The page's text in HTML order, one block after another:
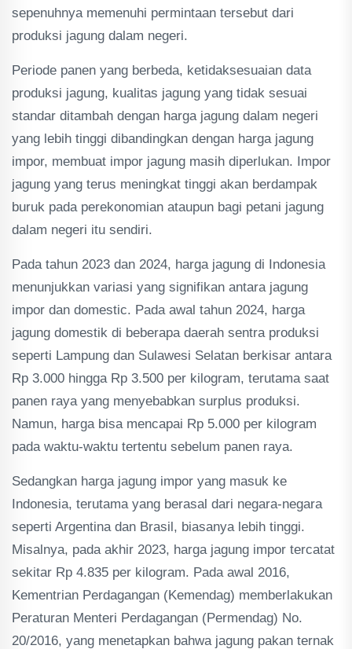
sepenuhnya memenuhi permintaan tersebut dari
produksi jagung dalam negeri.
Periode panen yang berbeda, ketidaksesuaian data
produksi jagung, kualitas jagung yang tidak sesuai
standar ditambah dengan harga jagung dalam negeri
yang lebih tinggi dibandingkan dengan harga jagung
impor, membuat impor jagung masih diperlukan. Impor
jagung yang terus meningkat tinggi akan berdampak
buruk pada perekonomian ataupun bagi petani jagung
dalam negeri itu sendiri.
Pada tahun 2023 dan 2024, harga jagung di Indonesia
menunjukkan variasi yang signifikan antara jagung
impor dan domestic. Pada awal tahun 2024, harga
jagung domestik di beberapa daerah sentra produksi
seperti Lampung dan Sulawesi Selatan berkisar antara
Rp 3.000 hingga Rp 3.500 per kilogram, terutama saat
panen raya yang menyebabkan surplus produksi​.
Namun, harga bisa mencapai Rp 5.000 per kilogram
pada waktu-waktu tertentu sebelum panen raya​.
Sedangkan harga jagung impor yang masuk ke
Indonesia, terutama yang berasal dari negara-negara
seperti Argentina dan Brasil, biasanya lebih tinggi.
Misalnya, pada akhir 2023, harga jagung impor tercatat
sekitar Rp 4.835 per kilogram​​. Pada awal 2016,
Kementrian Perdagangan (Kemendag) memberlakukan
Peraturan Menteri Perdagangan (Permendag) No.
20/2016, yang menetapkan bahwa jagung pakan ternak